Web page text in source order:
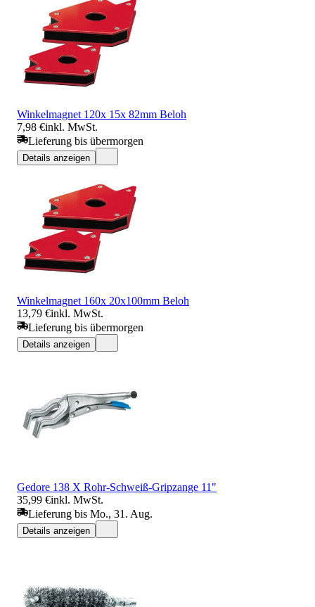
Winkelmagnet 120x 15x 82mm Beloh
7,98 €inkl. MwSt.
Lieferung bis übermorgen
Details anzeigen
Winkelmagnet 160x 20x100mm Beloh
13,79 €inkl. MwSt.
Lieferung bis übermorgen
Details anzeigen
Gedore 138 X Rohr-Schweiß-Gripzange 11"
35,99 €inkl. MwSt.
Lieferung bis Mo., 31. Aug.
Details anzeigen